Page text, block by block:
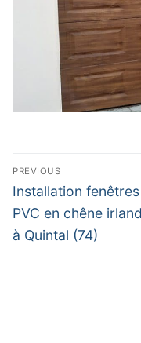
Navigation
de
l’article
PREVIOUS
Previous
post:
Installation
PVC en chêne
à Quintal (74)